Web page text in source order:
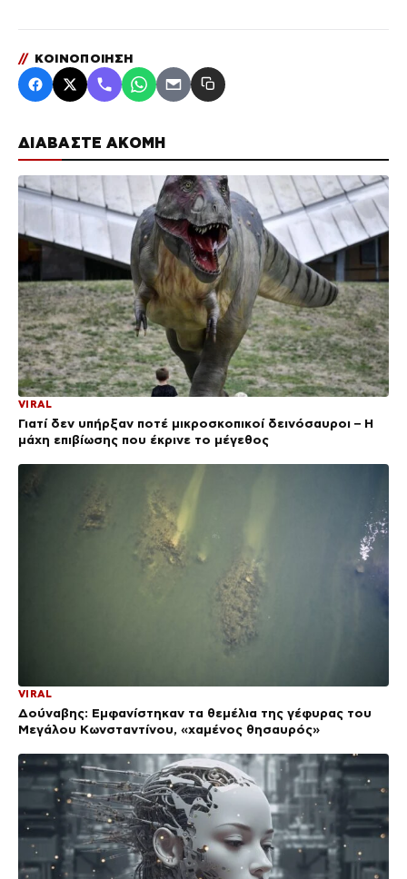
ΔΙΑΒΑΣΤΕ ΑΚΟΜΗ
VIRAL
Γιατί δεν υπήρξαν ποτέ μικροσκοπικοί δεινόσαυροι – Η
μάχη επιβίωσης που έκρινε το μέγεθος
VIRAL
Δούναβης: Εμφανίστηκαν τα θεμέλια της γέφυρας του
Μεγάλου Κωνσταντίνου, «χαμένος θησαυρός»
// ΚΟΙΝΟΠΟΙΗΣΗ